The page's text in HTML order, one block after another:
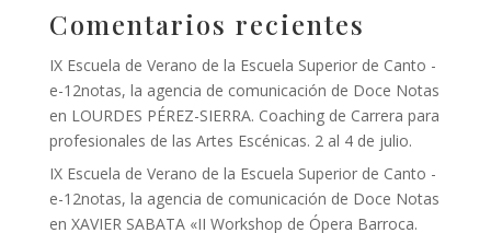
Comentarios recientes
IX Escuela de Verano de la Escuela Superior de Canto -
e-12notas, la agencia de comunicación de Doce Notas
en LOURDES PÉREZ-SIERRA. Coaching de Carrera para
profesionales de las Artes Escénicas. 2 al 4 de julio.
IX Escuela de Verano de la Escuela Superior de Canto -
e-12notas, la agencia de comunicación de Doce Notas
en XAVIER SABATA «II Workshop de Ópera Barroca.